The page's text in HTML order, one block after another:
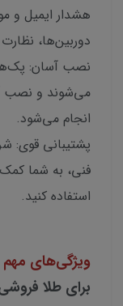
هشدار ایمیل و
دوربین‌ها،
نصب آسان:
می‌شوند و نصب
انجام می‌شود.
پشتیبانی قوی:
فنی، به شما
استفاده کنید.
ویژگی‌های مهم
برای طلا